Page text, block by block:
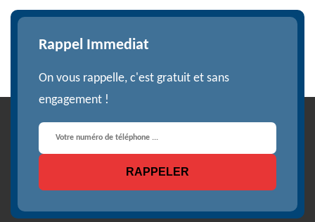
Rappel Immediat
On vous rappelle, c'est gratuit et sans
engagement !